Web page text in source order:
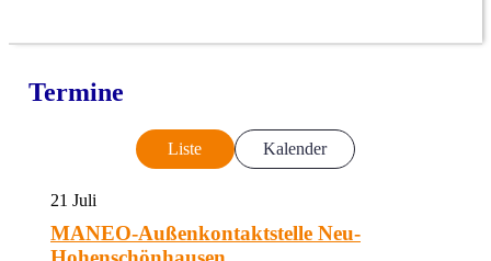
Termine
Liste Kalender
21 Juli
MANEO-Außenkontaktstelle Neu-